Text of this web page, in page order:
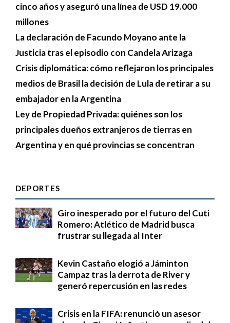
cinco años y aseguró una línea de USD 19.000
millones
La declaración de Facundo Moyano ante la
Justicia tras el episodio con Candela Arizaga
Crisis diplomática: cómo reflejaron los principales
medios de Brasil la decisión de Lula de retirar a su
embajador en la Argentina
Ley de Propiedad Privada: quiénes son los
principales dueños extranjeros de tierras en
Argentina y en qué provincias se concentran
DEPORTES
Giro inesperado por el futuro del Cuti
Romero: Atlético de Madrid busca
frustrar su llegada al Inter
Kevin Castaño elogió a Jáminton
Campaz tras la derrota de River y
generó repercusión en las redes
Crisis en la FIFA: renunció un asesor